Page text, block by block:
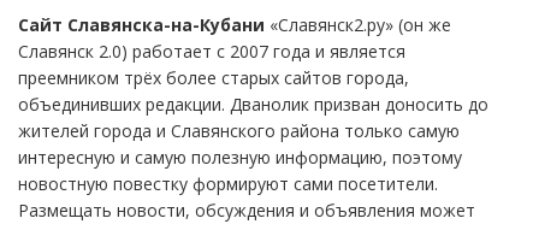
Сайт Славянска-на-Кубани «Славянск2.ру» (он же
Славянск 2.0) работает с 2007 года и является
преемником трёх более старых сайтов города,
объединивших редакции. Дванолик призван доносить до
жителей города и Славянского района только самую
интересную и самую полезную информацию, поэтому
новостную повестку формируют сами посетители.
Размещать новости, обсуждения и объявления может